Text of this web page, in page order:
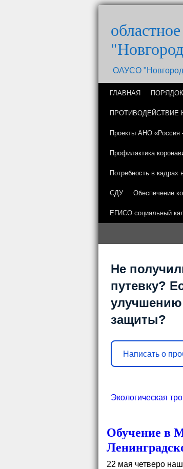
ОАУСО
ГЛАВНАЯ
ПРОТИВОДЕЙСТВИЕ
Проекты АНО «Россия
Профилактика
Потребность в
СДУ Обеспечение
ЕГИСО социальный
Не
путевку?
улучшению
защиты?
Написать о
Экологическая
Обучение в
22 мая четверо